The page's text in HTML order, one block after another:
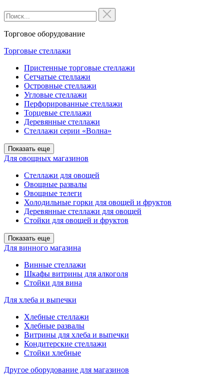
Торговое оборудование
Торговые стеллажи
Пристенные торговые стеллажи
Сетчатые стеллажи
Островные стеллажи
Угловые стеллажи
Перфорированные стеллажи
Торцевые стеллажи
Деревянные стеллажи
Стеллажи серии «Волна»
Показать еще
Для овощных магазинов
Стеллажи для овощей
Овощные развалы
Овощные телеги
Холодильные горки для овощей и фруктов
Деревянные стеллажи для овощей
Стойки для овощей и фруктов
Показать еще
Для винного магазина
Винные стеллажи
Шкафы витрины для алкоголя
Стойки для вина
Для хлеба и выпечки
Хлебные стеллажи
Хлебные развалы
Витрины для хлеба и выпечки
Кондитерские стеллажи
Стойки хлебные
Другое оборудование для магазинов